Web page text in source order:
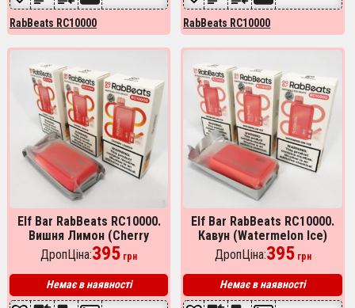
RabBeats RC10000 RabBeats RC10000
Elf Bar RabBeats RC10000.
Вишня Лимон (Cherry
Lemon)
ДропЦіна:395 грн
Немає в наявності
Elf Bar RabBeats RC10000.
Кавун (Watermelon Ice)
ДропЦіна:395грн
Немає в наявності